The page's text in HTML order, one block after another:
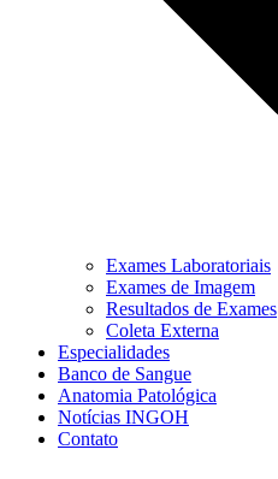
Exames Laboratoriais
Exames de Imagem
Resultados de Exames
Coleta Externa
Especialidades
Banco de Sangue
Anatomia Patológica
Notícias INGOH
Contato